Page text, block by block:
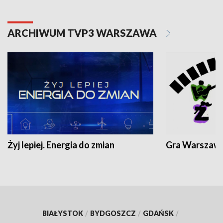
ARCHIWUM TVP3 WARSZAWA
Żyj lepiej. Energia do zmian Gra
BIAŁYSTOK / BYDGOSZCZ / GDAŃSK /